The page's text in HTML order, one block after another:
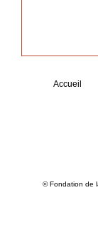
Accueil
© Fondation de